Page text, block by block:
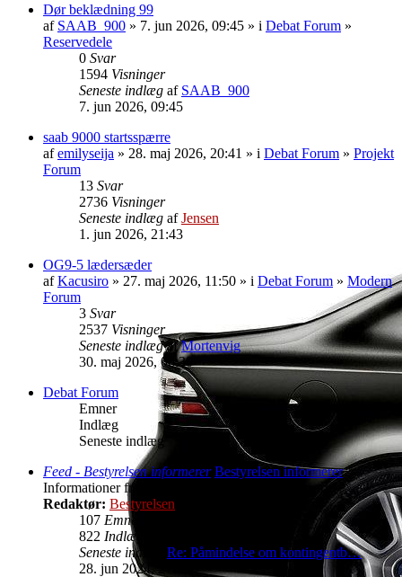
Dør beklædning 99
af SAAB_900 » 7. jun 2026, 09:45 » i Debat Forum »
Reservedele
0 Svar
1594 Visninger
Seneste indlæg af SAAB_900
7. jun 2026, 09:45
saab 9000 startsspærre
afemilyseija » 28. maj 2026, 20:41 » i Debat Forum » Projekt
Forum
13 Svar
2736 Visninger
Seneste indlæg afJensen
1. jun 2026, 21:43
OG9-5 lædersæder
afKacusiro » 27. maj 2026, 11:50 » i Debat Forum » Modern
Forum
3 Svar
2537 Visninger
Seneste indlægafMortenvig
30. maj 2026, 06:30
Debat Forum
Emner
Indlæg
Seneste indlæg
Feed - Bestyrelsen informerer Bestyrelsen informerer
Informationer fra Bestyrelsen i Saab klub Danmark.
Redaktør: Bestyrelsen
107 Emner
822 Indlæg
Seneste indlæg
Re: Påmindelse om kontingentb…
28. jun 2024, 21:25